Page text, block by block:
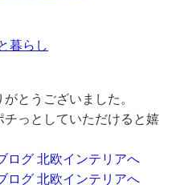
暮らし
とうございました。
っとしていただけると嬉